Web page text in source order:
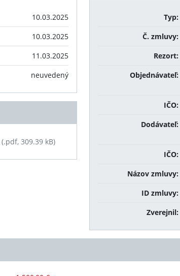
Typ:
Č. zmluvy:
Rezort:
Objednávateľ:
IČO:
Dodávateľ:
IČO:
Názov zmluvy:
ID zmluvy:
Zverejnil:
10.03.2025
10.03.2025
11.03.2025
neuvedený
(.pdf, 309.39 kB)